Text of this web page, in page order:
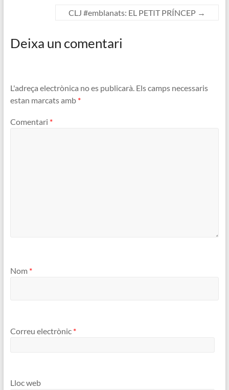
CLJ #emblanats: EL PETIT PRÍNCEP →
Deixa un comentari
L'adreça electrònica no es publicarà. Els camps necessaris
estan marcats amb *
Comentari *
Nom *
Correu electrònic *
Lloc web